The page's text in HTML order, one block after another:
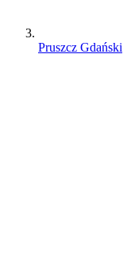
Pruszcz Gdański